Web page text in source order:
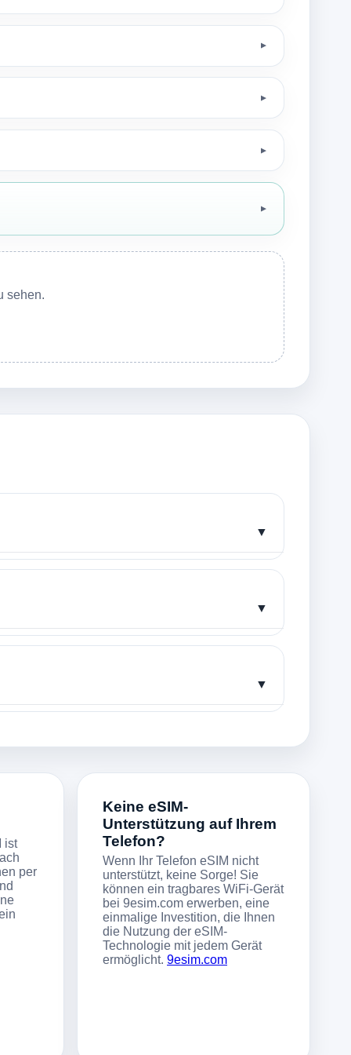
▼
▼
▼
▼
sehen.
▼
▼
▼
ist
per
Keine eSIM-
Unterstützung auf Ihrem
Telefon?
Wenn Ihr Telefon eSIM nicht
unterstützt, keine Sorge! Sie
können ein tragbares WiFi-Gerät
bei 9esim.com erwerben, eine
einmalige Investition, die Ihnen
die Nutzung der eSIM-
Technologie mit jedem Gerät
ermöglicht. 9esim.com